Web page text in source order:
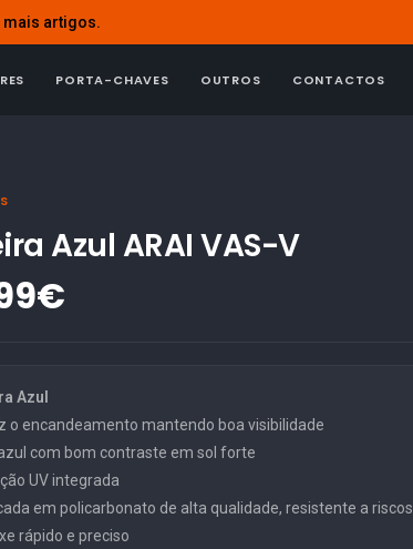
mais artigos.
PORTA-CHAVES OUTROS CONTACTOS
Azul ARAI VAS-V
Azul
o encandeamento mantendo boa visibilidade
com bom contraste em sol forte
UV integrada
em policarbonato de alta qualidade, resistente a riscos
rápido e preciso